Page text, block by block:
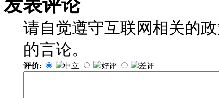
发表评论
请自觉遵守互联网相关的
的言论。
评价: 中立 好评 差评